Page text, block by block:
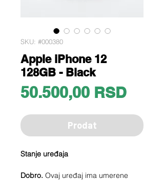
SKU: #000380
Apple iPhone 12
128GB - Black
50.500,00 RSDPrice
Prodat
Stanje uređaja
Dobro. Ovaj uređaj ima umerene